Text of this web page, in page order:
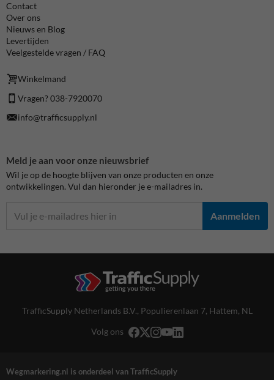
Contact
Over ons
Nieuws en Blog
Levertijden
Veelgestelde vragen / FAQ
Winkelmand
Vragen? 038-7920070
info@trafficsupply.nl
Meld je aan voor onze nieuwsbrief
Wil je op de hoogte blijven van onze producten en onze
ontwikkelingen. Vul dan hieronder je e-mailadres in.
Aanmelden
TrafficSupply Netherlands B.V., Populierenlaan 7, Hattem, NL
Volg ons
Wegmarkering.nl is onderdeel van TrafficSupply